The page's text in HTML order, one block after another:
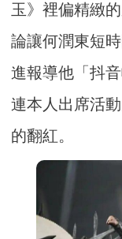
玉》裡偏精緻
論讓何潤東短
進報導他「抖
連本人出席活
的翻紅。